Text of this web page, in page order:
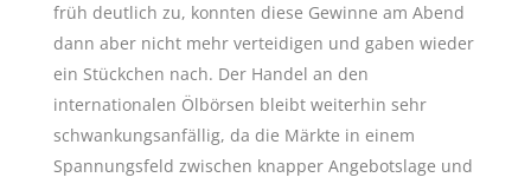
früh deutlich zu, konnten diese Gewinne am Abend
dann aber nicht mehr verteidigen und gaben wieder
ein Stückchen nach. Der Handel an den
internationalen Ölbörsen bleibt weiterhin sehr
schwankungsanfällig, da die Märkte in einem
Spannungsfeld zwischen knapper Angebotslage und